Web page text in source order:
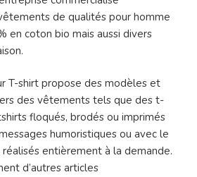
de qualités pour homme
en coton bio mais aussi divers
T-shirt propose des modèles et
des vêtements tels que des t-
floqués, brodés ou imprimés
humoristiques ou avec le
entièrement à la demande.
d’autres articles